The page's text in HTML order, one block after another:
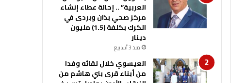
العربية” .. إحالة عطاء إنشاء
مركز صحي بذان وبردى في
الكرك بكلفة (1.5) مليون
دينار
منذ 3 أسابيع
العيسوي خلال لقائه وفدا
من أبناء قرى بني هاشم من